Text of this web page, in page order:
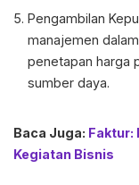
Pengambilan
manajemen
penetapan harga
sumber daya.
Baca Juga: Faktur:
Kegiatan Bisnis